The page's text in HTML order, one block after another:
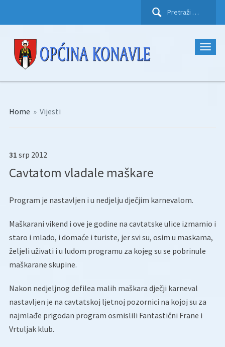
Pretraži:
Home » Vijesti
31 srp 2012
Cavtatom vladale maškare
Program je nastavljen i u nedjelju dječjim karnevalom.
Maškarani vikend i ove je godine na cavtatske ulice izmamio i
staro i mlado, i domaće i turiste, jer svi su, osim u maskama,
željeli uživati i u ludom programu za kojeg su se pobrinule
maškarane skupine.
Nakon nedjeljnog defilea malih maškara dječji karneval
nastavljen je na cavtatskoj ljetnoj pozornici na kojoj su za
najmlađe prigodan program osmislili Fantastični Frane i
Vrtuljak klub.